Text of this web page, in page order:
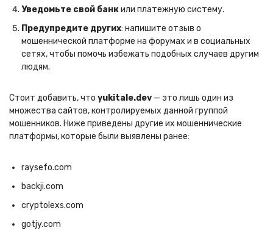
Уведомьте свой банкили платежную систему.
Предупредите других: напишите отзыв о
мошеннической платформе на форумах и в социальных
сетях, чтобы помочь избежать подобных случаев другим
людям.
Стоит добавить, что yukitale.dev — это лишь один из
множества сайтов, контролируемых данной группой
мошенников. Ниже приведены другие их мошеннические
платформы, которые были выявлены ранее:
raysefo.com
backji.com
cryptolexs.com
gotjy.com